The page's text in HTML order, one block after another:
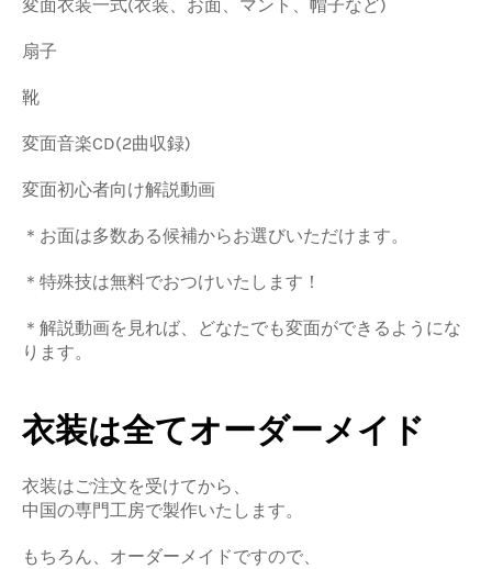
変面衣装一式(衣装、お面、マント、帽子など)
扇子
靴
変面音楽CD(2曲収録)
変面初心者向け解説動画
＊お面は多数ある候補からお選びいただけます。
＊特殊技は無料でおつけいたします！
＊解説動画を見れば、どなたでも変面ができるようにな
ります。
衣装は全てオーダーメイド
衣装はご注文を受けてから、
中国の専門工房で製作いたします。
もちろん、オーダーメイドですので、